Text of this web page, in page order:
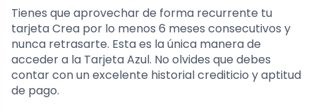
Tienes que aprovechar de forma recurrente tu
tarjeta Crea por lo menos 6 meses consecutivos y
nunca retrasarte. Esta es la única manera de
acceder a la Tarjeta Azul. No olvides que debes
contar con un excelente historial crediticio y aptitud
de pago.